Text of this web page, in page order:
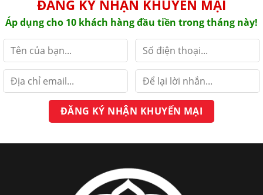
ĐĂNG KÝ NHẬN KHUYẾN MẠI
Áp dụng cho 10 khách hàng đầu tiền trong tháng này!